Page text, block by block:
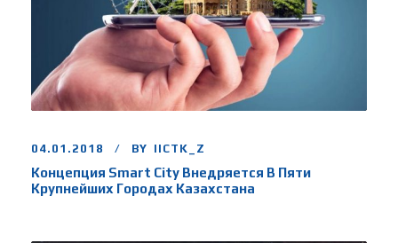
04.01.2018 BY IICTK_Z
Концепция Smart Сity Внедряется В Пяти
Крупнейших Городах Казахстана